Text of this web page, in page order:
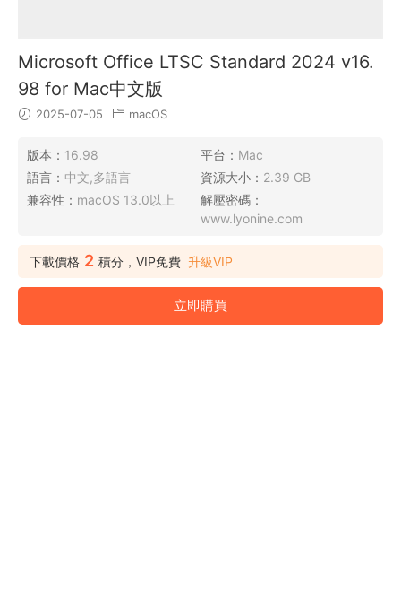
Microsoft Office LTSC Standard 2024 v16.
98 for Mac中文版
2025-07-05 macOS
版本： 16.98 平台： Mac
語言： 中文,多語言 資源大小： 2.39 GB
兼容性： macOS 13.0以上
解壓密碼：
www.lyonine.com
下載價格 2 積分，VIP免費 升級VIP
立即購買